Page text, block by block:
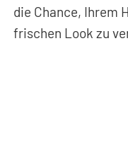
die Chance, Ihrem
frischen Look zu